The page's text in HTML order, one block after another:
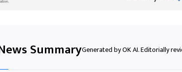
SummaryGenerated by OK AI. Editorially